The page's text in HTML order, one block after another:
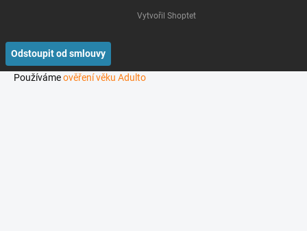
Vytvořil Shoptet
Odstoupit od smlouvy
Používámeověření věku Adulto